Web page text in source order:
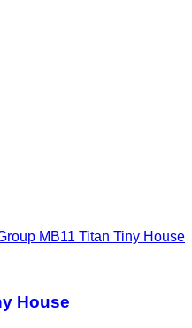
MB11 Titan Tiny House
House